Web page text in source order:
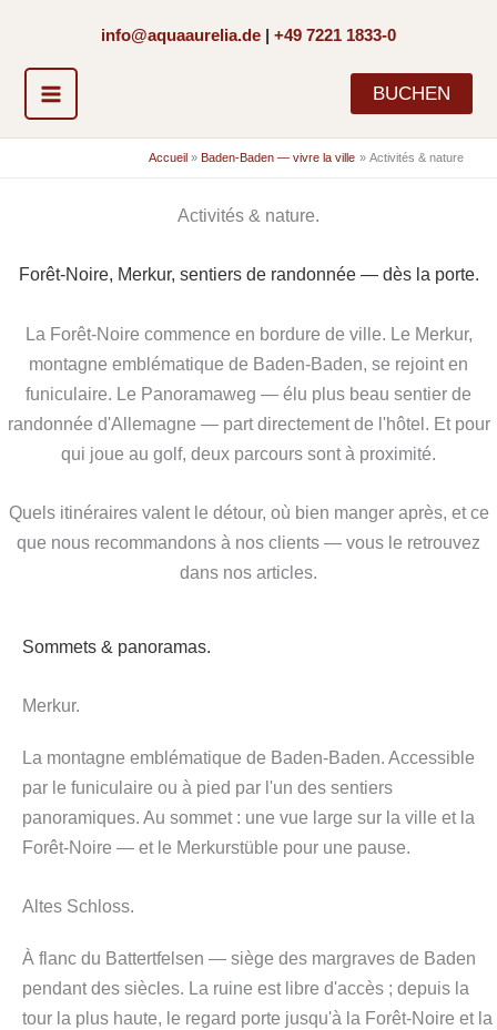
contenu
info@aquaaurelia.de +49 7221 1833-0
BUCHEN
Accueil Baden-Baden — vivre la ville Activités & nature
Activités & nature.
Forêt-Noire, Merkur, sentiers de randonnée — dès la porte.
La Forêt-Noire commence en bordure de ville. Le Merkur,
montagne emblématique de Baden-Baden, se rejoint en
funiculaire. Le Panoramaweg — élu plus beau sentier de
randonnée d'Allemagne — part directement de l'hôtel. Et pour
qui joue au golf, deux parcours sont à proximité.
Quels itinéraires valent le détour, où bien manger après, et ce
que nous recommandons à nos clients — vous le retrouvez
dans nos articles.
Sommets & panoramas.
Merkur.
La montagne emblématique de Baden-Baden. Accessible
par le funiculaire ou à pied par l'un des sentiers
panoramiques. Au sommet : une vue large sur la ville et la
Forêt-Noire — et le Merkurstüble pour une pause.
Altes Schloss.
À flanc du Battertfelsen — siège des margraves de Baden
pendant des siècles. La ruine est libre d'accès ; depuis la
tour la plus haute, le regard porte jusqu'à la Forêt-Noire et la